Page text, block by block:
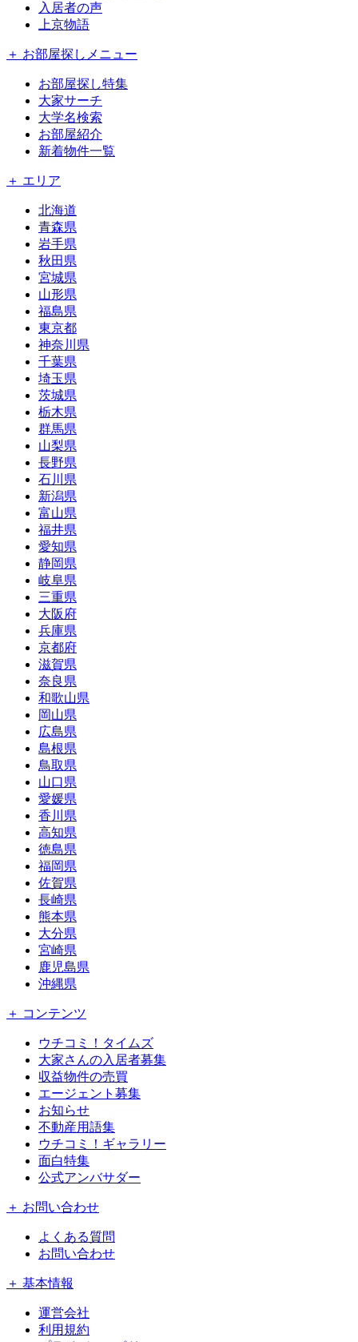
入居者の声
上京物語
＋ お部屋探しメニュー
お部屋探し特集
大家サーチ
大学名検索
お部屋紹介
新着物件一覧
＋ エリア
北海道
青森県
岩手県
秋田県
宮城県
山形県
福島県
東京都
神奈川県
千葉県
埼玉県
茨城県
栃木県
群馬県
山梨県
長野県
石川県
新潟県
富山県
福井県
愛知県
静岡県
岐阜県
三重県
大阪府
兵庫県
京都府
滋賀県
奈良県
和歌山県
岡山県
広島県
島根県
鳥取県
山口県
愛媛県
香川県
高知県
徳島県
福岡県
佐賀県
長崎県
熊本県
大分県
宮崎県
鹿児島県
沖縄県
＋ コンテンツ
ウチコミ！タイムズ
大家さんの入居者募集
収益物件の売買
エージェント募集
お知らせ
不動産用語集
ウチコミ！ギャラリー
面白特集
公式アンバサダー
＋ お問い合わせ
よくある質問
お問い合わせ
＋ 基本情報
運営会社
利用規約